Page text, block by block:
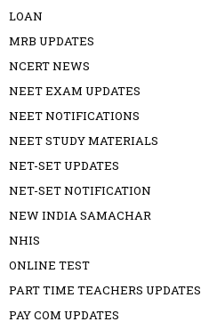
LOAN
MRB UPDATES
NCERT NEWS
NEET EXAM UPDATES
NEET NOTIFICATIONS
NEET STUDY MATERIALS
NET-SET UPDATES
NET-SET NOTIFICATION
NEW INDIA SAMACHAR
NHIS
ONLINE TEST
PART TIME TEACHERS UPDATES
PAY COM UPDATES